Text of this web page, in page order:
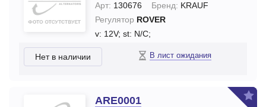
Арт: 130676 Бренд: KRAUF
Регулятор ROVER
v: 12V; st: N/C;
Нет в наличии В лист ожидания
ARE0001